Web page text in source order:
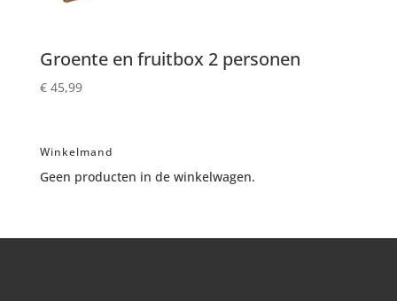
Groente en fruitbox 2 personen
€45,99
Winkelmand
Geen producten in de winkelwagen.